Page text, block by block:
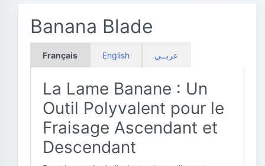
Banana Blade
Français English عربــي
La Lame Banane : Un
Outil Polyvalent pour le
Fraisage Ascendant et
Descendant